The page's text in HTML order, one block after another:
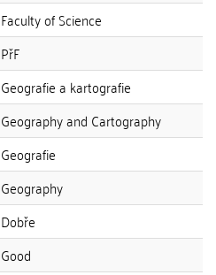
Faculty of Science
PřF
Geografie a kartografie
Geography and Cartography
Geografie
Geography
Dobře
Good